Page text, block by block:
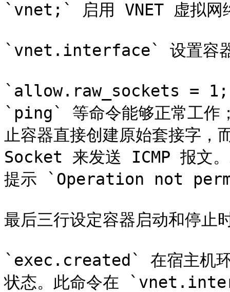
`vnet;` 启用 VNET 虚拟网
`vnet.interface` 设置容器
`allow.raw_sockets = 1;`
`ping` 等命令能够正常工作
止容器直接创建原始套接字
Socket 来发送 ICMP 报文
提示 `Operation not
最后三行设定容器启动和停止
`exec.created` 在宿主机
状态。此命令在